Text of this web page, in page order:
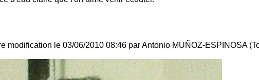
modification le 03/06/2010 08:46 par Antonio MUÑOZ-ESPINOSA